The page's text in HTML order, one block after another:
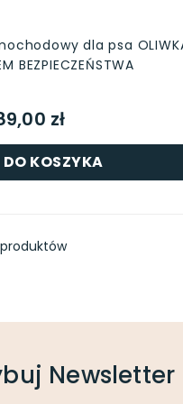
dla psa
BEZPIECZEŃSTWA
zł
KOSZYKA
produktów
Newsletter